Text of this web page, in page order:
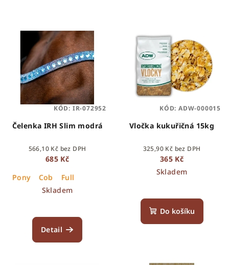
Čelenka IRH Slim modrá
566,10 Kč bez DPH
685 Kč
Pony
Cob
Full
Skladem
Detail
KÓD: IR-072952
Vločka kukuřičná 15kg
325,90 Kč bez DPH
365 Kč
Skladem
Do košíku
KÓD: ADW-000015